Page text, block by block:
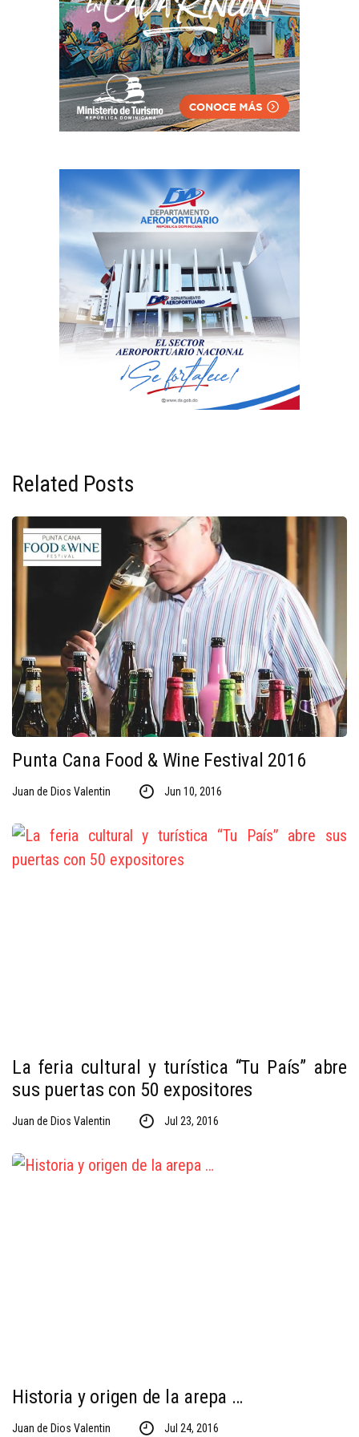
Related Posts
Punta Cana Food & Wine Festival 2016
Juan de Dios Valentin Jun 10, 2016
La feria cultural y turística “Tu País” abre
sus puertas con 50 expositores
Juan de Dios Valentin Jul 23, 2016
Historia y origen de la arepa …
Juan de Dios Valentin Jul 24, 2016